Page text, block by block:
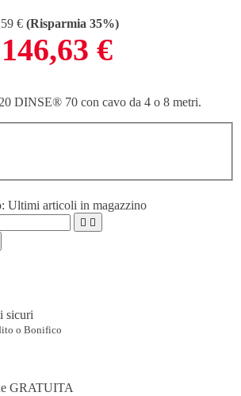
€ (Risparmia 35%)
146,63 €
DINSE® 70 con cavo da 4 o 8 metri.
Ultimi articoli in magazzino
 
sicuri
o Bonifico
GRATUITA